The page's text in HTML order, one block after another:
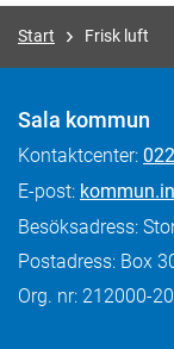
Start Frisk luft
Sala kommun
Kontaktcenter:
E-post:
Besöksadress:
Postadress: Box
Org. nr: 212000-